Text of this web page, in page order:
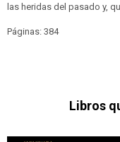
las heridas del pasado y,
Páginas: 384
Libros